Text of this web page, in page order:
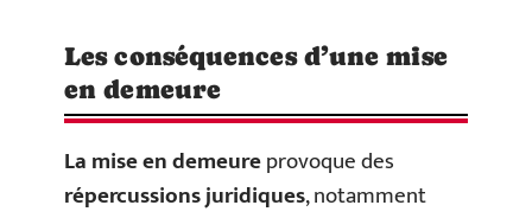
Les conséquences d’une mise
en demeure
La mise en demeureprovoque des
répercussions juridiques, notamment